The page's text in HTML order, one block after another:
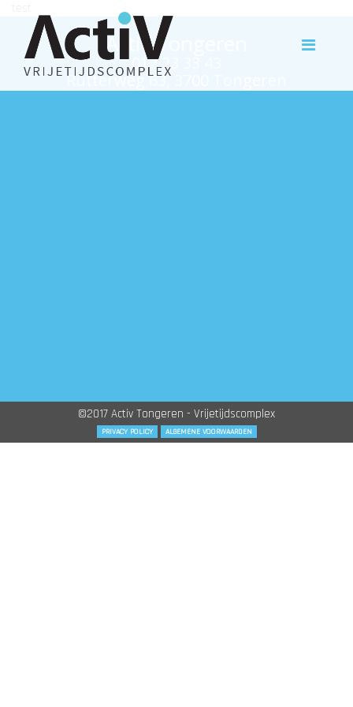
Activ Tongeren
012 23 33 43
Rutterweg 63, 3700 Tongeren
©2017 Activ Tongeren - Vrijetijdscomplex
PRIVACY POLICY ALGEMENE VOORWAARDEN